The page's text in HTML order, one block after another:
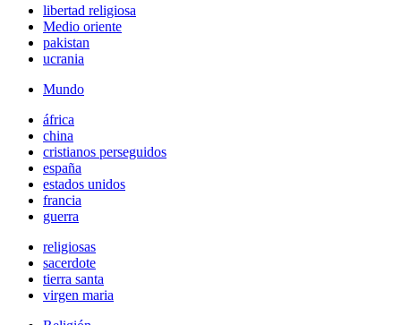
libertad religiosa
Medio oriente
pakistan
ucrania
Mundo
áfrica
china
cristianos perseguidos
españa
estados unidos
francia
guerra
religiosas
sacerdote
tierra santa
virgen maria